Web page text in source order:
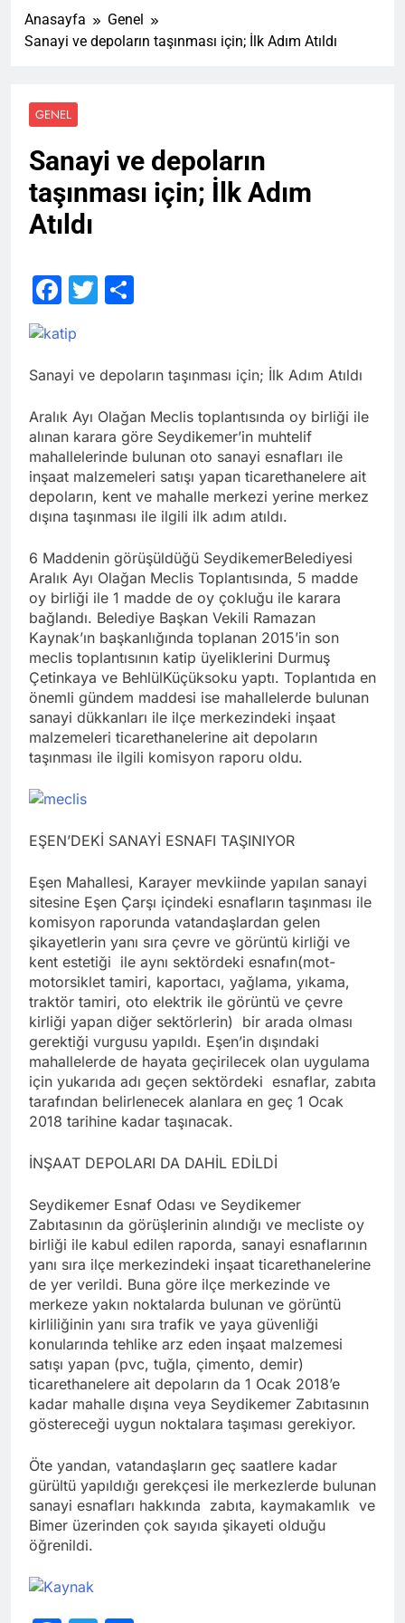
Anasayfa
Genel
Sanayi ve depoların taşınması için; İlk Adım Atıldı
GENEL
Sanayi ve depoların
taşınması için; İlk Adım
Atıldı
Facebook
Twitter
Sanayi ve depoların taşınması için; İlk Adım Atıldı
Aralık Ayı Olağan Meclis toplantısında oy birliği ile
alınan karara göre Seydikemer’in muhtelif
mahallelerinde bulunan oto sanayi esnafları ile
inşaat malzemeleri satışı yapan ticarethanelere ait
depoların, kent ve mahalle merkezi yerine merkez
dışına taşınması ile ilgili ilk adım atıldı.
6 Maddenin görüşüldüğü SeydikemerBelediyesi
Aralık Ayı Olağan Meclis Toplantısında, 5 madde
oy birliği ile 1 madde de oy çokluğu ile karara
bağlandı. Belediye Başkan Vekili Ramazan
Kaynak’ın başkanlığında toplanan 2015’in son
meclis toplantısının katip üyeliklerini Durmuş
Çetinkaya ve BehlülKüçüksoku yaptı. Toplantıda en
önemli gündem maddesi ise mahallelerde bulunan
sanayi dükkanları ile ilçe merkezindeki inşaat
malzemeleri ticarethanelerine ait depoların
taşınması ile ilgili komisyon raporu oldu.
EŞEN’DEKİ SANAYİ ESNAFI TAŞINIYOR
Eşen Mahallesi, Karayer mevkiinde yapılan sanayi
sitesine Eşen Çarşı içindeki esnafların taşınması ile
komisyon raporunda vatandaşlardan gelen
şikayetlerin yanı sıra çevre ve görüntü kirliği ve
kent estetiği ile aynı sektördeki esnafın(mot-
motorsiklet tamiri, kaportacı, yağlama, yıkama,
traktör tamiri, oto elektrik ile görüntü ve çevre
kirliği yapan diğer sektörlerin) bir arada olması
gerektiği vurgusu yapıldı. Eşen’in dışındaki
mahallelerde de hayata geçirilecek olan uygulama
için yukarıda adı geçen sektördeki esnaflar, zabıta
tarafından belirlenecek alanlara en geç 1 Ocak
2018 tarihine kadar taşınacak.
İNŞAAT DEPOLARI DA DAHİL EDİLDİ
Seydikemer Esnaf Odası ve Seydikemer
Zabıtasının da görüşlerinin alındığı ve mecliste oy
birliği ile kabul edilen raporda, sanayi esnaflarının
yanı sıra ilçe merkezindeki inşaat ticarethanelerine
de yer verildi. Buna göre ilçe merkezinde ve
merkeze yakın noktalarda bulunan ve görüntü
kirliliğinin yanı sıra trafik ve yaya güvenliği
konularında tehlike arz eden inşaat malzemesi
satışı yapan (pvc, tuğla, çimento, demir)
ticarethanelere ait depoların da 1 Ocak 2018’e
kadar mahalle dışına veya Seydikemer Zabıtasının
göstereceği uygun noktalara taşıması gerekiyor.
Öte yandan, vatandaşların geç saatlere kadar
gürültü yapıldığı gerekçesi ile merkezlerde bulunan
sanayi esnafları hakkında zabıta, kaymakamlık ve
Bimer üzerinden çok sayıda şikayeti olduğu
öğrenildi.